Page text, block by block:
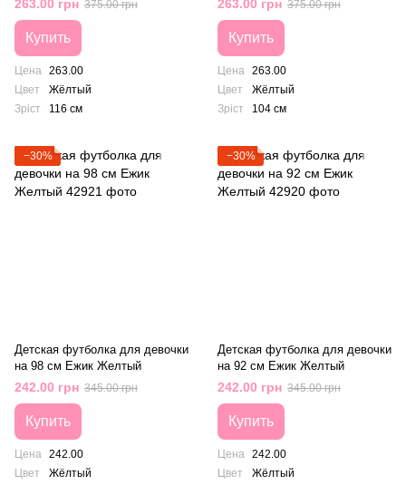
263.00 грн 375.00 грн
Купить
Цена 263.00
Цвет
Жёлтый
Зріст
116 см
263.00 грн 375.00 грн
Купить
Цена 263.00
Цвет
Жёлтый
Зріст
104 см
−30%
Детская футболка для девочки
на 98 см Ежик Желтый
242.00 грн 345.00 грн
Купить
Цена 242.00
Цвет
Жёлтый
−30%
Детская футболка для девочки
на 92 см Ежик Желтый
242.00 грн 345.00 грн
Купить
Цена 242.00
Цвет
Жёлтый